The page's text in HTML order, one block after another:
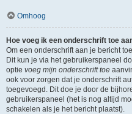
Omhoog
Hoe voeg ik een onderschrift toe
Om een onderschrift aan je bericht
Dit kun je via het gebruikerspaneel
optie voeg mijn onderschrift toe
ook voor zorgen dat je onderschrift
toegevoegd. Dit doe je door de
gebruikerspaneel (het is nog altijd
schakelen als je het bericht plaatst).